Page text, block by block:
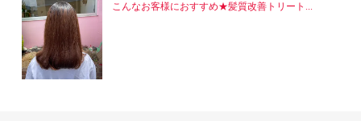
こんなお客様におすすめ★髪質改善トリート...